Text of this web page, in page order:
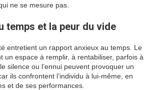
ne se mesure pas.
temps et la peur du vide
entretient un rapport anxieux au temps. Le
un espace à remplir, à rentabiliser, parfois à
silence ou l’ennui peuvent provoquer un
ils confrontent l’individu à lui-même, en
et de ses performances.